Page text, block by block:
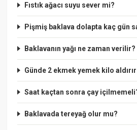
Fıstık ağacı suyu sever mi?
Pişmiş baklava dolapta kaç gün
Baklavanın yağı ne zaman verilir?
Günde 2 ekmek yemek kilo aldırır
Saat kaçtan sonra çay
Baklavada tereyağ olur mu?